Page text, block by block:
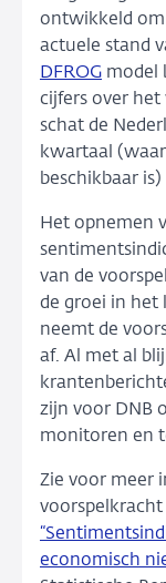
ontwikkeld om
actuele stand
DFROG model
cijfers over
schat de
kwartaal
beschikbaar
Het opnemen
van de
de groei in het
neemt de
af. Al met al
zijn voor DNB
monitoren en
Zie voor meer
economisch